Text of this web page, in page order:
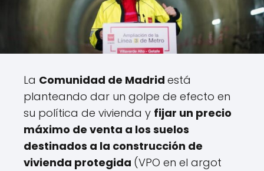
La Comunidad de Madrid está
planteando dar un golpe de efecto en
su política de vivienda y fijar un precio
máximo de venta a los suelos
destinados a la construcción de
vivienda protegida (VPO en el argot